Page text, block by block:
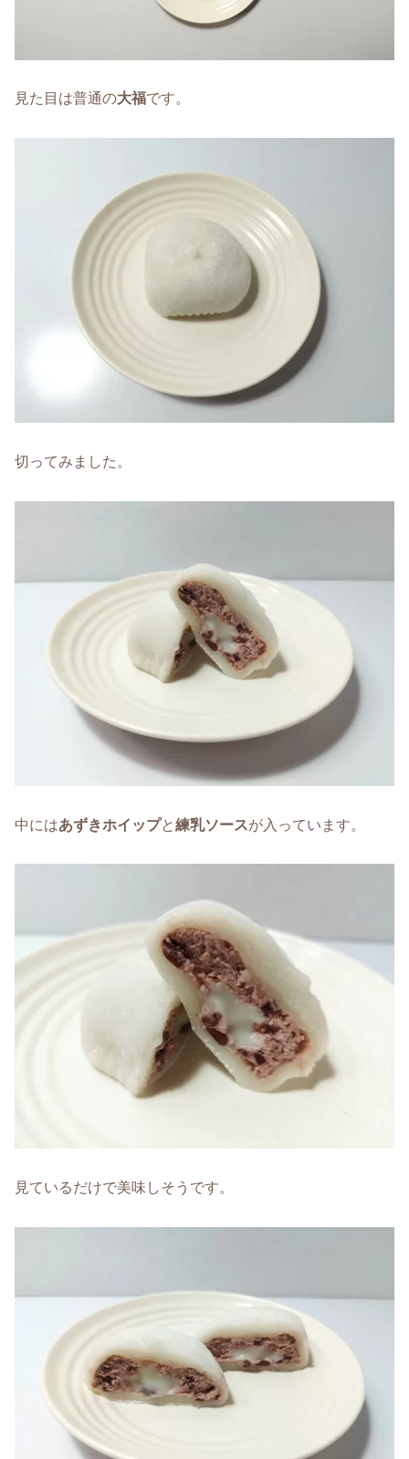
見た目は普通の大福です。
切ってみました。
中にはあずきホイップと練乳ソースが入っています。
見ているだけで美味しそうです。